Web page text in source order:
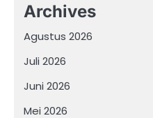
Archives
Agustus 2026
Juli 2026
Juni 2026
Mei 2026